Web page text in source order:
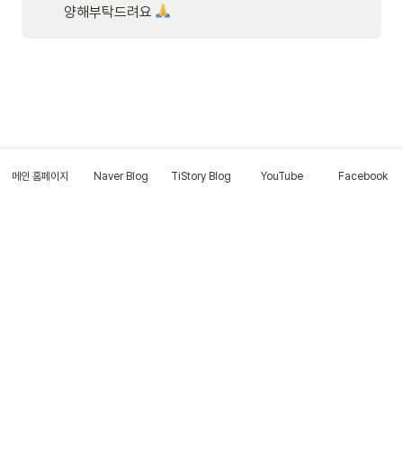
양해부탁드려요
메인 홈페이지 Naver Blog TiStory Blog YouTube Facebook